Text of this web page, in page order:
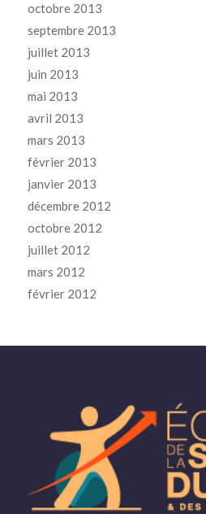
octobre 2013
septembre 2013
juillet 2013
juin 2013
mai 2013
avril 2013
mars 2013
février 2013
janvier 2013
décembre 2012
octobre 2012
juillet 2012
mars 2012
février 2012